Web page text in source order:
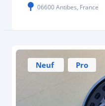
06600 Antibes, France
Neuf Pro